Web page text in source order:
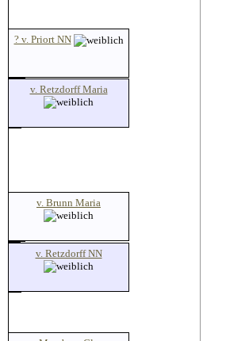
? v. Priort NN
v. Retzdorff Maria
v. Brunn Maria
v. Retzdorff NN